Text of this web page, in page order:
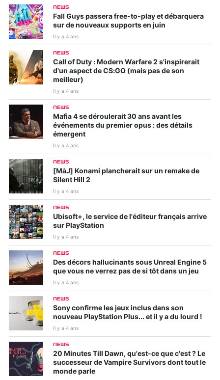
NEWS
Fall Guys passera free-to-play et débarquera
sur de nouveaux supports en juin
Il y a 4 ans
NEWS
Call of Duty : Modern Warfare 2 s'inspirerait
d'un aspect de CS:GO (mais pas de son
meilleur)
Il y a 4 ans
NEWS
Mafia 4 se déroulerait 30 ans avant les
événements du premier opus : des détails
émergent
Il y a 4 ans
NEWS
[MàJ] Konami plancherait sur un remake de
Silent Hill 2
Il y a 4 ans
NEWS
Ubisoft+, le service de l'éditeur français arrive
sur PlayStation
Il y a 4 ans
NEWS
Des décors hallucinants sous Unreal Engine 5
que vous ne verrez pas de si tôt dans un jeu
Il y a 4 ans
NEWS
Sony confirme les jeux inclus dans son
nouveau PlayStation Plus... et il y a du lourd !
Il y a 4 ans
NEWS
20 Minutes Till Dawn, qu'est-ce que c'est ? Le
successeur de Vampire Survivors dont tout le
monde parle